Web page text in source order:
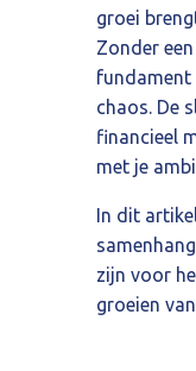
groei
Zonder
fundament
chaos. De
financieel
met je
In dit
zijn voor
groeien